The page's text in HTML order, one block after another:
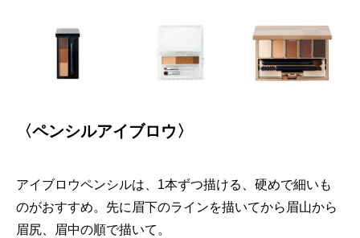
〈ペンシルアイブロウ〉
アイブロウペンシルは、1本ずつ描ける、硬めで細いも
のがおすすめ。先に眉下のラインを描いてから眉山から
眉尻、眉中の順で描いて。